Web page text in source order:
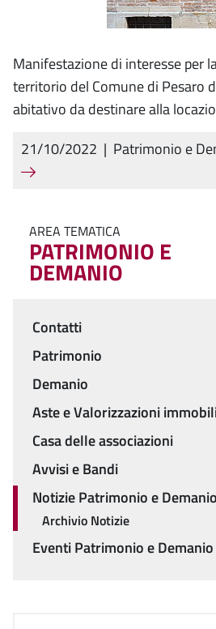
Manifestazione di interesse per
territorio del Comune di Pesaro
abitativo da destinare alla
21/10/2022 | Patrimonio e
AREA TEMATICA
PATRIMONIO E
DEMANIO
Menu
Contatti
Patrimonio
Demanio
Aste e Valorizzazioni
Casa delle associazioni
Avvisi e Bandi
Notizie Patrimonio e Demanio
Archivio Notizie
Eventi Patrimonio e Demanio